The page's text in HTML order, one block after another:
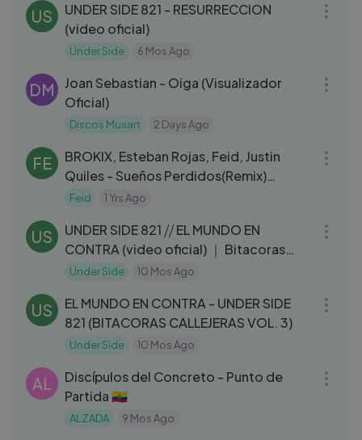
US
UNDER SIDE 821 - RESURRECCION
(video oficial)
Under Side 6 Mos Ago
DM
Joan Sebastian - Oiga (Visualizador
Oficial)
Discos Musart 2 Days Ago
FE
BROKIX, Esteban Rojas, Feid, Justin
Quiles - Sueños Perdidos(Remix)
[Official Video]
Feid 1 Yrs Ago
US
UNDER SIDE 821 ⧸⧸ EL MUNDO EN
CONTRA (video oficial) ｜ Bitacoras
Callejeras vol. 3
Under Side 10 Mos Ago
US
EL MUNDO EN CONTRA - UNDER SIDE
821 (BITACORAS CALLEJERAS VOL. 3)
Under Side 10 Mos Ago
AL
Discípulos del Concreto - Punto de
Partida 🇪🇨
ALZADA 9 Mos Ago